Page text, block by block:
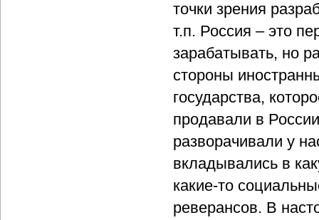
точки зрения
т.п. Россия – это
зарабатывать, но
стороны
государства,
продавали в
разворачивали у
вкладывались в
какие-то
реверансов. В